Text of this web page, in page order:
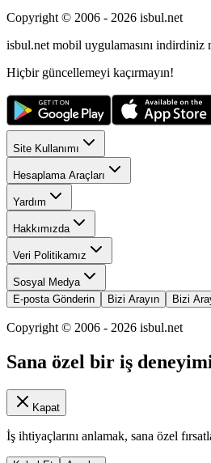
Copyright © 2006 - 2026 isbul.net
isbul.net mobil uygulamasını indirdiniz
Hiçbir güncellemeyi kaçırmayın!
Site Kullanımı
Hesaplama Araçları
Yardım
Hakkımızda
Veri Politikamız
Sosyal Medya
E-posta Gönderin
Bizi Arayın Bizi
Copyright © 2006 - 2026 isbul.net
Sana özel bir iş
Kapat
İş ihtiyaçlarını anlamak, sana özel